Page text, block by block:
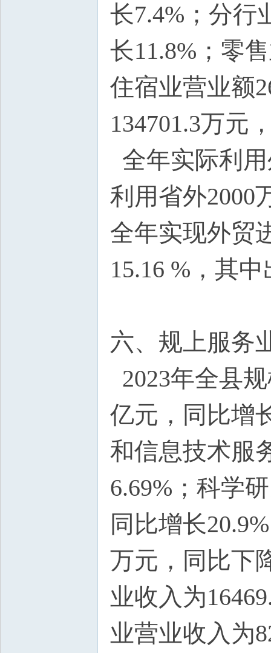
长7.4%；分行
长11.8%；零
住宿业营业额
134701.3万元
全年实际利
利用省外2000
全年实现外贸
15.16 %，其
六、规上服务
2023年全县
亿元，同比增
和信息技术服
6.69%；科学
同比增长
万元，同比下
业收入为
业营业收入为